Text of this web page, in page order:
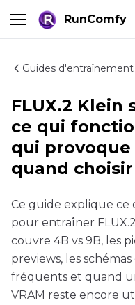
RunComfy
Guides
FLUX.2 Klein
ce qui
qui provoque
quand
Ce guide explique
pour entraîner FLUX.2
couvre 4B vs 9B, les
previews, les
fréquents et quand
VRAM reste encore